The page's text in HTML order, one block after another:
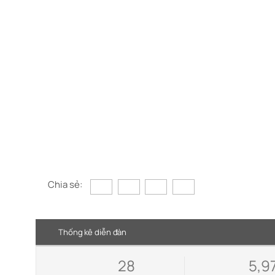
Chia sẻ:
Thống kê diễn đàn
28